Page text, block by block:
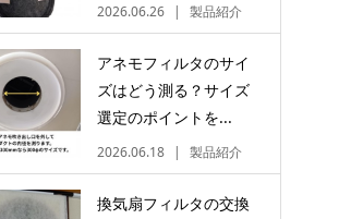
2026.06.26 製品紹介
アネモフィルタのサイ
ズはどう測る？サイズ
選定のポイントを...
2026.06.18 製品紹介
換気扇フィルタの交換